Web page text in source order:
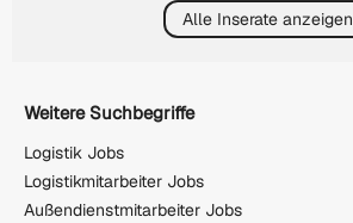
Alle Inserate anzeigen
Weitere Suchbegriffe
Logistik Jobs
Logistikmitarbeiter Jobs
Außendienstmitarbeiter Jobs